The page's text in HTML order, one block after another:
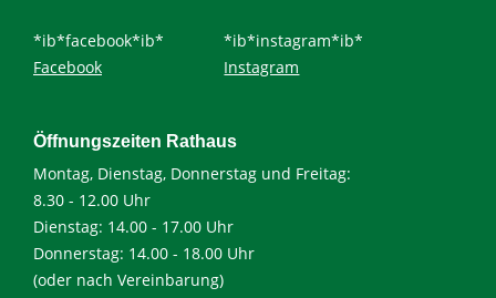
*ib*facebook*ib*
Facebook
*ib*instagram*ib*
Instagram
Öffnungszeiten Rathaus
Montag, Dienstag, Donnerstag und Freitag:
8.30 - 12.00 Uhr
Dienstag: 14.00 - 17.00 Uhr
Donnerstag: 14.00 - 18.00 Uhr
(oder nach Vereinbarung)